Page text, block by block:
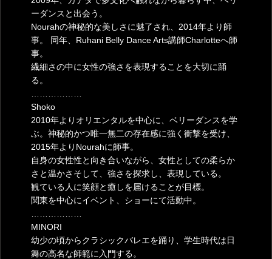
ーダンスと出会う。
Nourahの神秘的な美しさに魅了され、2014年より師
事。 同年、Ruhani Belly Dance Arts講師Charlotteへ師
事。
繊細さの中に女性の強さを表現することを大切に踊
る。
Shoko
2010年よりオリエンタルを中心に、ベリーダンスを学
ぶ。神秘的かつ唯一無二の存在感に強く衝撃を受け、
2015年よりNourahに師事。
自身の女性性と向き合いながら、女性としての柔らか
さと温かさそして、強さを探求し、表現している。
観ている人に笑顔と癒しを届けることが目標。
関東を中心にイベント、ショーにて活動中。
MINORI
幼少の頃からクラシックバレエを踊り、学生時代は日
舞の高名な師範に入門する。